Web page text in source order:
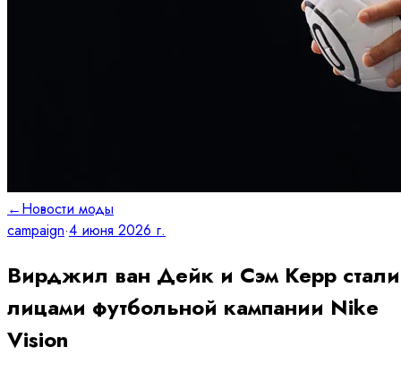
←Новости моды
campaign·4 июня 2026 г.
Вирджил ван Дейк и Сэм Керр стали
лицами футбольной кампании Nike
Vision